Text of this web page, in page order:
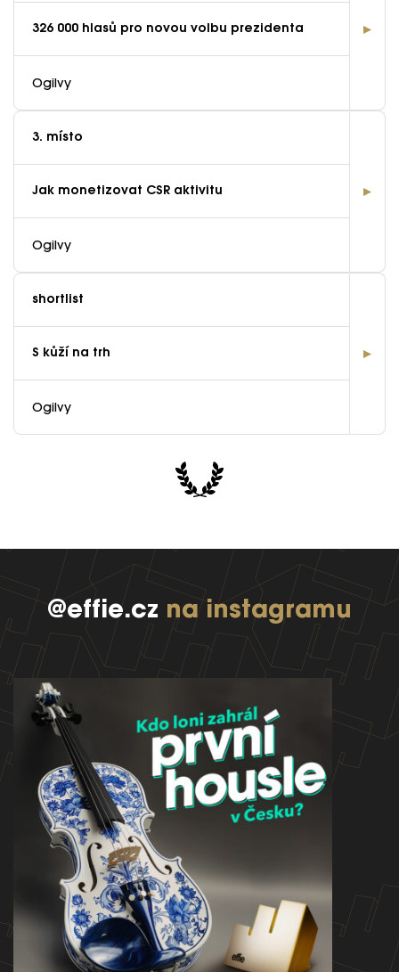
326 000 hlasů pro novou volbu prezidenta
Ogilvy
3. místo
Jak monetizovat CSR aktivitu
Ogilvy
shortlist
S kůží na trh
Ogilvy
@effie.cz na instagramu